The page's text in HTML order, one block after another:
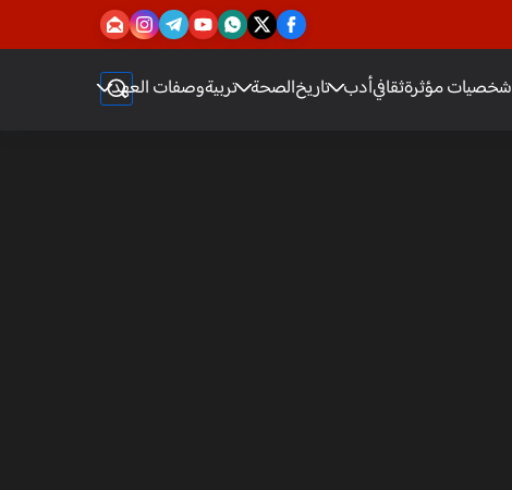
شخصيات مؤثرةثقافيأدب تاريخالصحة تربيةوصفات العهد